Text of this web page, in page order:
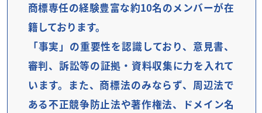
商標専任の経験豊富な約10名のメンバーが在
籍しております。
「事実」の重要性を認識しており、意見書、
審判、訴訟等の証拠・資料収集に力を入れて
います。また、商標法のみならず、周辺法で
ある不正競争防止法や著作権法、ドメイン名